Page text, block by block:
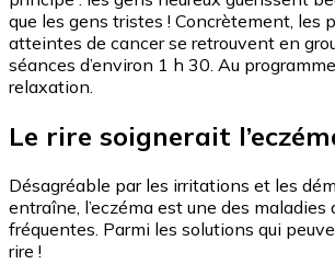
que les gens tristes ! Concrètement, les
atteintes de cancer se retrouvent en
séances d’environ 1 h 30. Au
relaxation.
Le rire soignerait
Désagréable par les irritations et les
entraîne, l’eczéma est une des maladies
fréquentes. Parmi les solutions qui
rire !